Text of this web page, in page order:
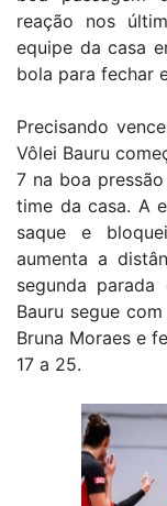
reação nos
equipe da casa
bola para fechar
Precisando
Vôlei Bauru
7 na boa
time da casa. A
saque e
aumenta a
segunda
Bauru segue
Bruna Moraes e
17 a 25.